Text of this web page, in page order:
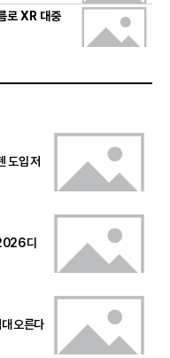
로 XR 대중
도입 저
디
오른다